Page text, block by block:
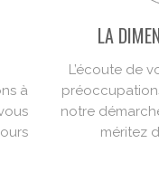
à
LA
L’écoute de
notre
méritez